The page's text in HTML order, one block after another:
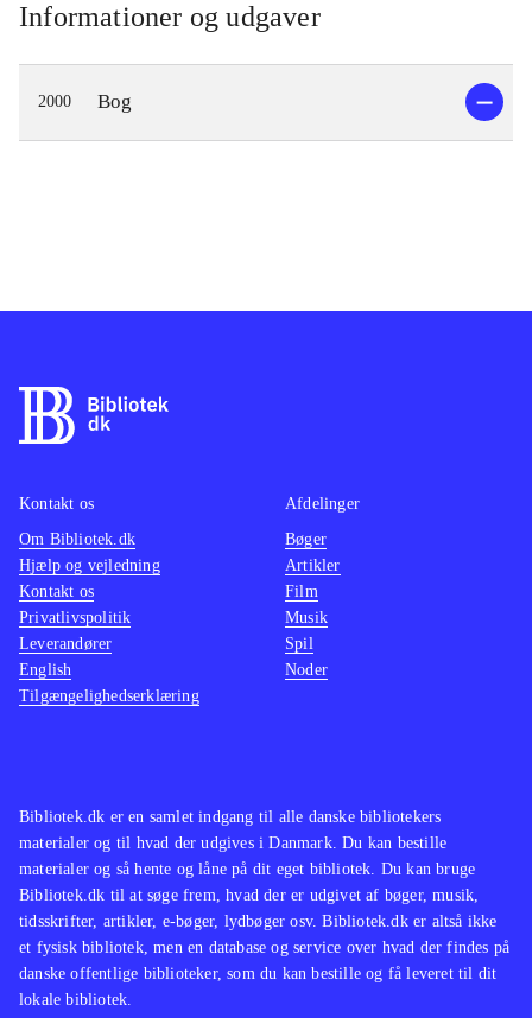
Informationer og udgaver
2000 Bog
Bibliotek.dk er en samlet indgang til alle danske bibliotekers
materialer og til hvad der udgives i Danmark. Du kan bestille
materialer og så hente og låne på dit eget bibliotek. Du kan bruge
Bibliotek.dk til at søge frem, hvad der er udgivet af bøger, musik,
tidsskrifter, artikler, e-bøger, lydbøger osv. Bibliotek.dk er altså ikke
et fysisk bibliotek, men en database og service over hvad der findes på
danske offentlige biblioteker, som du kan bestille og få leveret til dit
lokale bibliotek.
Kontakt os
Om Bibliotek.dk
Hjælp og vejledning
Kontakt os
Privatlivspolitik
Leverandører
English
Tilgængelighedserklæring
Afdelinger
Bøger
Artikler
Film
Musik
Spil
Noder